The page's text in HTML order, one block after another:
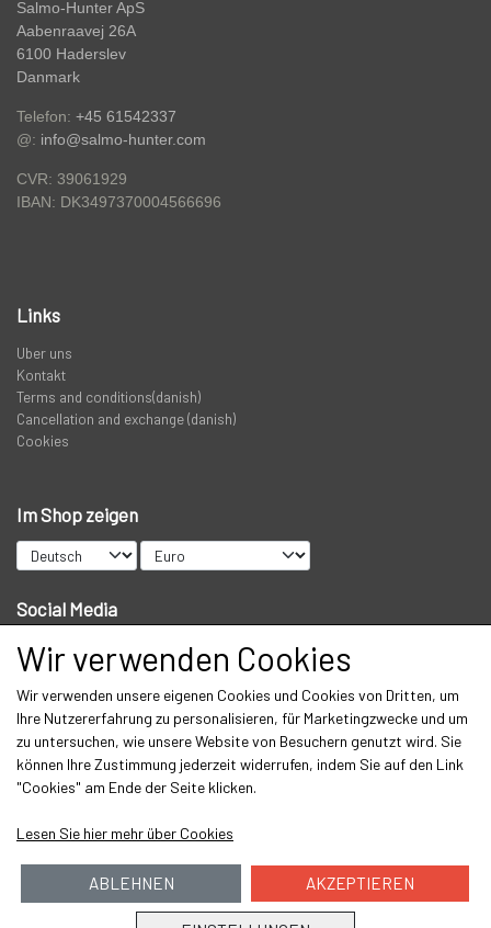
Salmo-Hunter ApS
Aabenraavej 26A
6100 Haderslev
Danmark
Telefon: +45 61542337
@: info@salmo-hunter.com
CVR: 39061929
IBAN: DK3497370004566696
Links
Uber uns
Kontakt
Terms and conditions(danish)
Cancellation and exchange (danish)
Cookies
Im Shop zeigen
Social Media
Get our newsletter via email
Abonnieren
Wir verwenden Cookies
Wir verwenden unsere eigenen Cookies und Cookies von Dritten, um
Ihre Nutzererfahrung zu personalisieren, für Marketingzwecke und um
zu untersuchen, wie unsere Website von Besuchern genutzt wird. Sie
können Ihre Zustimmung jederzeit widerrufen, indem Sie auf den Link
"Cookies" am Ende der Seite klicken.
Lesen Sie hier mehr über Cookies
ABLEHNEN AKZEPTIEREN